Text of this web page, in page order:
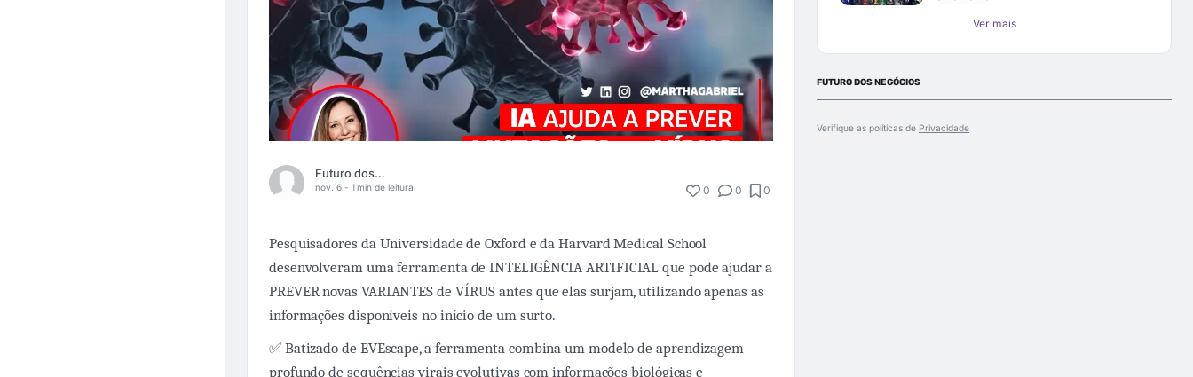
Futuro dos Negócios
nov. 6 - 1 min de leitura 0 0 0
Pesquisadores da Universidade de Oxford e da Harvard Medical School
desenvolveram uma ferramenta de INTELIGÊNCIA ARTIFICIAL que pode ajudar a
PREVER novas VARIANTES de VÍRUS antes que elas surjam, utilizando apenas as
informações disponíveis no início de um surto.
✅ Batizado de EVEscape, a ferramenta combina um modelo de aprendizagem
profundo de sequências virais evolutivas com informações biológicas e
Ver mais
FUTURO DOS NEGÓCIOS
Verifique as políticas de Privacidade